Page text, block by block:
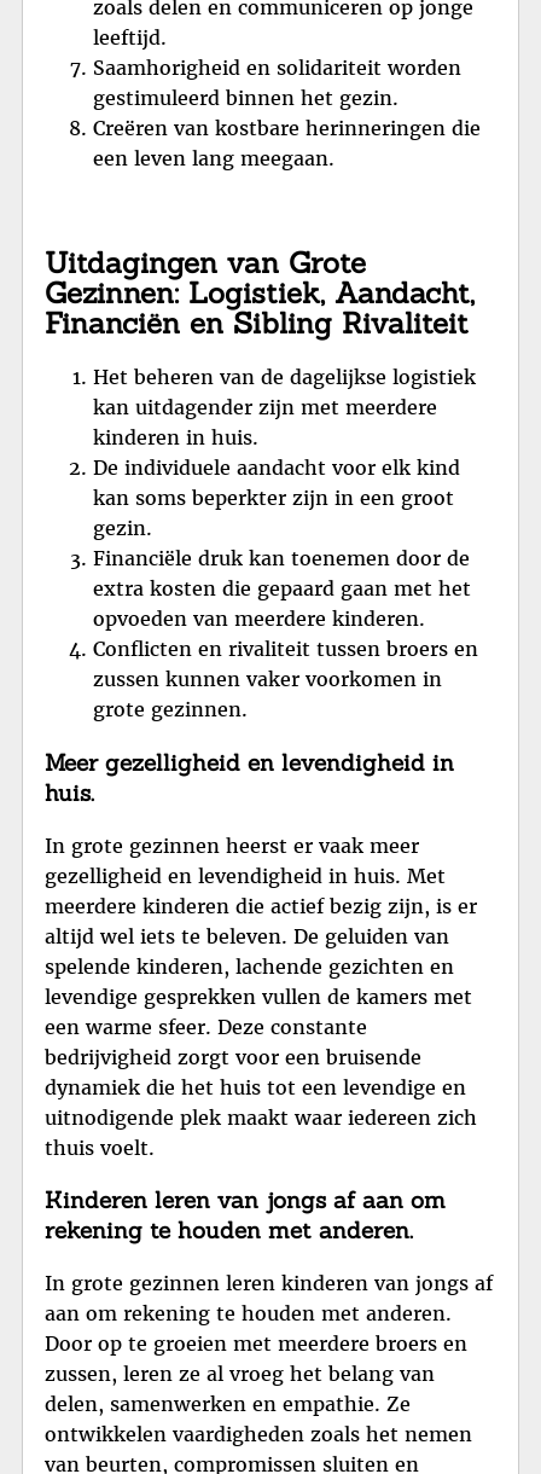
zoals delen en communiceren op jonge
leeftijd.
Saamhorigheid en solidariteit worden
gestimuleerd binnen het gezin.
Creëren van kostbare herinneringen die
een leven lang meegaan.
Uitdagingen van Grote
Gezinnen: Logistiek, Aandacht,
Financiën en Sibling Rivaliteit
Het beheren van de dagelijkse logistiek
kan uitdagender zijn met meerdere
kinderen in huis.
De individuele aandacht voor elk kind
kan soms beperkter zijn in een groot
gezin.
Financiële druk kan toenemen door de
extra kosten die gepaard gaan met het
opvoeden van meerdere kinderen.
Conflicten en rivaliteit tussen broers en
zussen kunnen vaker voorkomen in
grote gezinnen.
Meer gezelligheid en levendigheid in
huis.
In grote gezinnen heerst er vaak meer
gezelligheid en levendigheid in huis. Met
meerdere kinderen die actief bezig zijn, is er
altijd wel iets te beleven. De geluiden van
spelende kinderen, lachende gezichten en
levendige gesprekken vullen de kamers met
een warme sfeer. Deze constante
bedrijvigheid zorgt voor een bruisende
dynamiek die het huis tot een levendige en
uitnodigende plek maakt waar iedereen zich
thuis voelt.
Kinderen leren van jongs af aan om
rekening te houden met anderen.
In grote gezinnen leren kinderen van jongs af
aan om rekening te houden met anderen.
Door op te groeien met meerdere broers en
zussen, leren ze al vroeg het belang van
delen, samenwerken en empathie. Ze
ontwikkelen vaardigheden zoals het nemen
van beurten, compromissen sluiten en